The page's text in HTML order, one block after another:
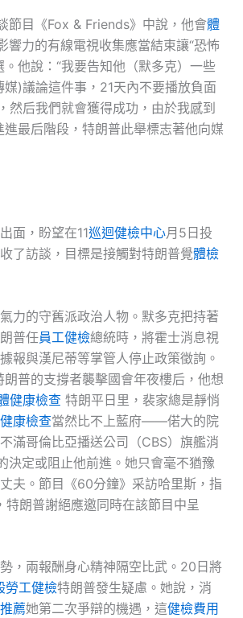
節目《Fox & Friends》中說，他會體
力的有線電視收集應當結束讓“恐怖
他說：“我要告知他（默多克）一些
)議論這件事，21天內不要播放負面
然后我們就會獲得成功，由於我感到
進最后階段，特朗普此舉標志著他向媒
面，盼望在11巡迴健檢中心月5日投
了訪談，目標是接觸對特朗普覺體檢
力的守舊派政治人物。默多克把持著
普任員工健檢總統時，將霍士消息視
報與漢尼蒂等掌管人停止政策徵詢。
普的支撐者襲擊國會年夜樓后，他想
健康檢查 特朗平日里，裴家總是靜悄
康檢查當然比不上藍府——偌大的院
滿哥倫比亞播送公司（CBS）旗艦消
決定或阻止他前進。她只會毫不猶豫
夫。節目《60分鐘》采訪哈里斯，指
特朗普謝絕應邀同時在該節目中呈
，兩報酬身心精神隔空比武。20日將
勞工健檢特朗普發生疑慮。她說，消
薦她第二次爭辯的機遇，這健檢費用